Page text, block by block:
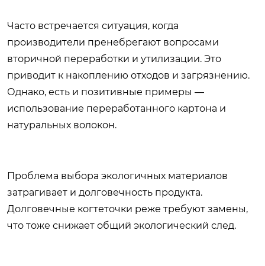
Часто встречается ситуация, когда
производители пренебрегают вопросами
вторичной переработки и утилизации. Это
приводит к накоплению отходов и загрязнению.
Однако, есть и позитивные примеры —
использование переработанного картона и
натуральных волокон.
Проблема выбора экологичных материалов
затрагивает и долговечность продукта.
Долговечные когтеточки реже требуют замены,
что тоже снижает общий экологический след.